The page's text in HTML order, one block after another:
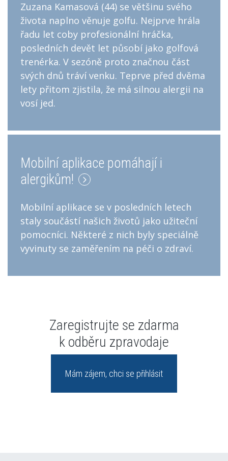
Zuzana Kamasová (44) se většinu svého
života naplno věnuje golfu. Nejprve hrála
řadu let coby profesionální hráčka,
posledních devět let působí jako golfová
trenérka. V sezóně proto značnou část
svých dnů tráví venku. Teprve před dvěma
lety přitom zjistila, že má silnou alergii na
vosí jed.
Mobilní aplikace pomáhají i
alergikům!
Mobilní aplikace se v posledních letech
staly součástí našich životů jako užiteční
pomocníci. Některé z nich byly speciálně
vyvinuty se zaměřením na péči o zdraví.
Zaregistrujte se zdarma
k odběru zpravodaje
Mám zájem, chci se přihlásit